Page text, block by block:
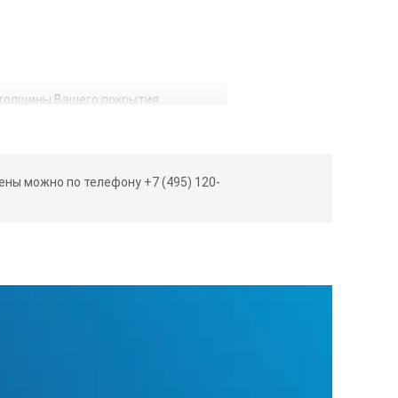
Вашего покрытия
можно по телефону +7 (495) 120-